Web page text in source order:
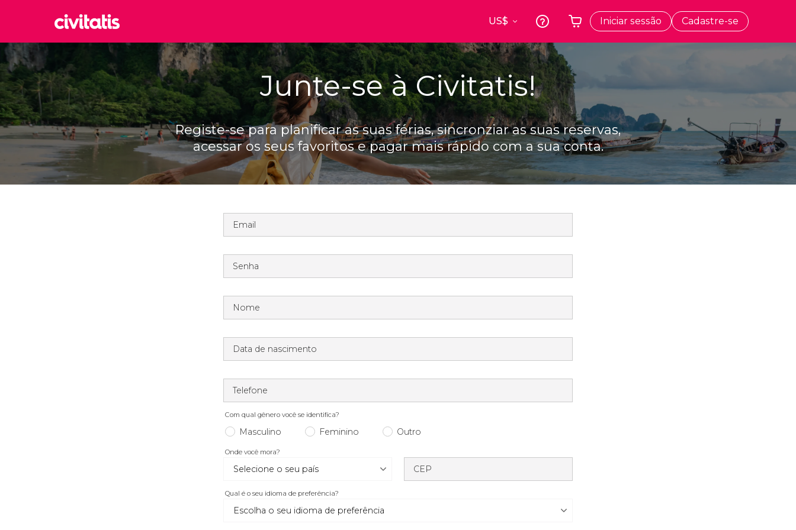
Top destinos
Roma
Itália
Paris
França
Nova York
Estados Unidos
Londres
Reino Unido
Florença Budapeste
Hungria
Atenas
Grécia
Edimburgo
Reino Unido
Madrid
Espanha
Barcelona
Espanha
Tóquio
Japão
Marrakech
Marrocos
Amsterdam
Holanda
Milão
Itália
Lisboa
Portugal
Ver todos os destinos
Iniciar sessão Cadastre-se
Junte-se à Civitatis!
Registe-se para planificar as suas férias, sincronziar as suas reservas,
acessar os seus favoritos e pagar mais rápido com a sua conta.
Email
Senha
Nome
Data de nascimento
Telefone
Com qual gênero você se identifica?
Masculino Feminino Outro
Onde você mora?
CEP
Qual é o seu idioma de preferência?